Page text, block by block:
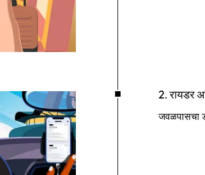
2. रायडर
जवळपासचा